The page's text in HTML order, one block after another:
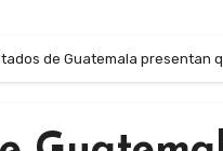
de Guatemala presentan